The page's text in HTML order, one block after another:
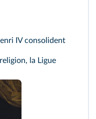
IV consolident
la Ligue